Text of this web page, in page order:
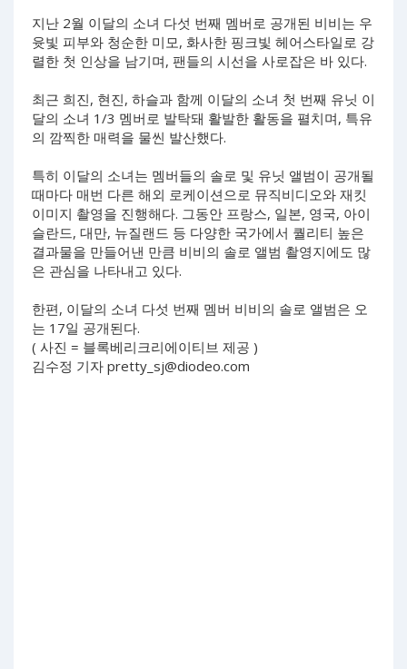
지난 2월 이달의 소녀 다섯 번째 멤버로 공개된 비비는 우
윳빛 피부와 청순한 미모, 화사한 핑크빛 헤어스타일로 강
렬한 첫 인상을 남기며, 팬들의 시선을 사로잡은 바 있다.
최근 희진, 현진, 하슬과 함께 이달의 소녀 첫 번째 유닛 이
달의 소녀 1/3 멤버로 발탁돼 활발한 활동을 펼치며, 특유
의 깜찍한 매력을 물씬 발산했다.
특히 이달의 소녀는 멤버들의 솔로 및 유닛 앨범이 공개될
때마다 매번 다른 해외 로케이션으로 뮤직비디오와 재킷
이미지 촬영을 진행해다. 그동안 프랑스, 일본, 영국, 아이
슬란드, 대만, 뉴질랜드 등 다양한 국가에서 퀄리티 높은
결과물을 만들어낸 만큼 비비의 솔로 앨범 촬영지에도 많
은 관심을 나타내고 있다.
한편, 이달의 소녀 다섯 번째 멤버 비비의 솔로 앨범은 오
는 17일 공개된다.
( 사진 = 블록베리크리에이티브 제공 )
김수정 기자 pretty_sj@diodeo.com